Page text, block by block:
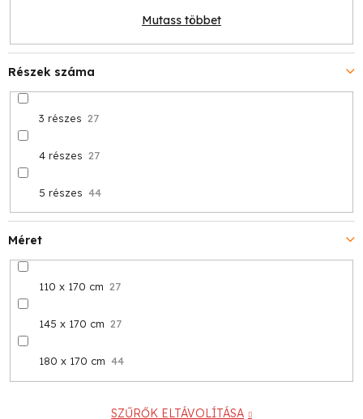
Méret
110 x 170 cm 27
145 x 170 cm 27
180 x 170 cm 44
Mutass többet
Részek száma
3 részes 27
4 részes 27
5 részes 44
SZŰRŐK ELTÁVOLÍTÁSA